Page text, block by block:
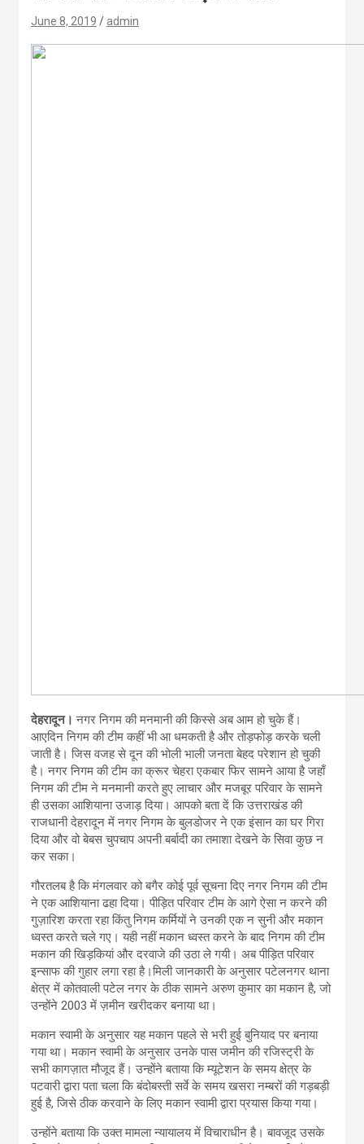
June 8, 2019 admin
देहरादून। नगर निगम की मनमानी की किस्से अब आम हो चुके हैं।
आएदिन निगम की टीम कहीं भी आ धमकती है और तोड़फोड़ करके चली
जाती है। जिस वजह से दून की भोली भाली जनता बेहद परेशान हो चुकी
है। नगर निगम की टीम का क्रूर चेहरा एकबार फिर सामने आया है जहाँ
निगम की टीम ने मनमानी करते हुए लाचार और मजबूर परिवार के सामने
ही उसका आशियाना उजाड़ दिया। आपको बता दें कि उत्तराखंड की
राजधानी देहरादून में नगर निगम के बुलडोजर ने एक इंसान का घर गिरा
दिया और वो बेबस चुपचाप अपनी बर्बादी का तमाशा देखने के सिवा कुछ न
कर सका।
गौरतलब है कि मंगलवार को बगैर कोई पूर्व सूचना दिए नगर निगम की टीम
ने एक आशियाना ढहा दिया। पीड़ित परिवार टीम के आगे ऐसा न करने की
गुज़ारिश करता रहा किंतु निगम कर्मियों ने उनकी एक न सुनी और मकान
ध्वस्त करते चले गए। यही नहीं मकान ध्वस्त करने के बाद निगम की टीम
मकान की खिड़कियां और दरवाजे की उठा ले गयी। अब पीड़ित परिवार
इन्साफ की गुहार लगा रहा है।मिली जानकारी के अनुसार पटेलनगर थाना
क्षेत्र में कोतवाली पटेल नगर के ठीक सामने अरुण कुमार का मकान है, जो
उन्होंने 2003 में ज़मीन खरीदकर बनाया था।
मकान स्वामी के अनुसार यह मकान पहले से भरी हुई बुनियाद पर बनाया
गया था। मकान स्वामी के अनुसार उनके पास जमीन की रजिस्ट्री के
सभी कागज़ात मौजूद हैं। उन्होंने बताया कि म्यूटेशन के समय क्षेत्र के
पटवारी द्वारा पता चला कि बंदोबस्ती सर्वे के समय खसरा नम्बरों की गड़बड़ी
हुई है, जिसे ठीक करवाने के लिए मकान स्वामी द्वारा प्रयास किया गया।
उन्होंने बताया कि उक्त मामला न्यायालय में विचाराधीन है। बावजूद उसके